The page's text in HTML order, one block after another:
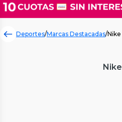
Deportes/Marcas Destacadas/Nike
Nike